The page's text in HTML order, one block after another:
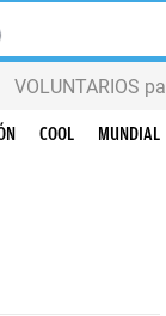
VOLUNTARIOS
COOL MUNDIAL